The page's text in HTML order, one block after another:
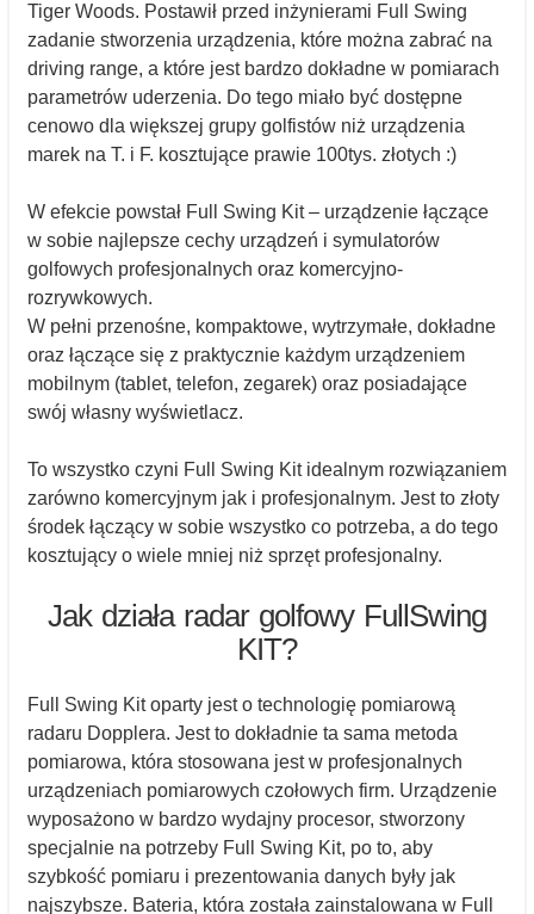
Tiger Woods. Postawił przed inżynierami Full Swing
zadanie stworzenia urządzenia, które można zabrać na
driving range, a które jest bardzo dokładne w pomiarach
parametrów uderzenia. Do tego miało być dostępne
cenowo dla większej grupy golfistów niż urządzenia
marek na T. i F. kosztujące prawie 100tys. złotych :)
W efekcie powstał Full Swing Kit – urządzenie łączące
w sobie najlepsze cechy urządzeń i symulatorów
golfowych profesjonalnych oraz komercyjno-
rozrywkowych.
W pełni przenośne, kompaktowe, wytrzymałe, dokładne
oraz łączące się z praktycznie każdym urządzeniem
mobilnym (tablet, telefon, zegarek) oraz posiadające
swój własny wyświetlacz.
To wszystko czyni Full Swing Kit idealnym rozwiązaniem
zarówno komercyjnym jak i profesjonalnym. Jest to złoty
środek łączący w sobie wszystko co potrzeba, a do tego
kosztujący o wiele mniej niż sprzęt profesjonalny.
Jak działa radar golfowy FullSwing
KIT?
Full Swing Kit oparty jest o technologię pomiarową
radaru Dopplera. Jest to dokładnie ta sama metoda
pomiarowa, która stosowana jest w profesjonalnych
urządzeniach pomiarowych czołowych firm. Urządzenie
wyposażono w bardzo wydajny procesor, stworzony
specjalnie na potrzeby Full Swing Kit, po to, aby
szybkość pomiaru i prezentowania danych były jak
najszybsze. Bateria, która została zainstalowana w Full